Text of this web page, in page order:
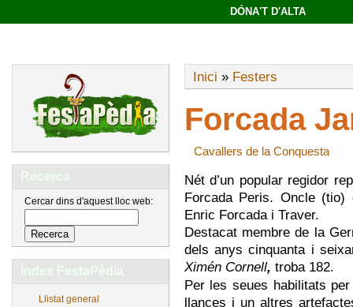
DÓNA'T D'ALTA
Recerca
Cercar dins d'aquest lloc web:
Índex FestaPèdia
Llistat general
Inici » Festers
Forcada
Cavallers de la Conquesta
Nét d’un popular regidor
Forcada Peris. Oncle (tio)
Enric Forcada i Traver.
Destacat membre de la
dels anys cinquanta i
Ximén Cornell, troba 182.
Per les seues habilitats
llances i un altres